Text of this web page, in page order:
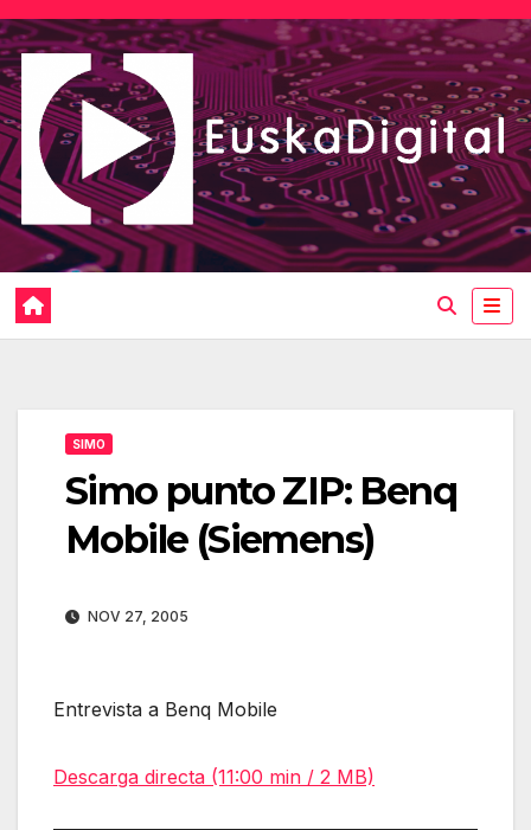
Saltar
al
contenido
SIMO
Simo punto ZIP: Benq
Mobile (Siemens)
NOV 27, 2005
Entrevista a Benq Mobile
Descarga directa (11:00 min / 2 MB)